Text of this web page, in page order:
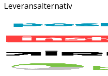
Leveransalternativ